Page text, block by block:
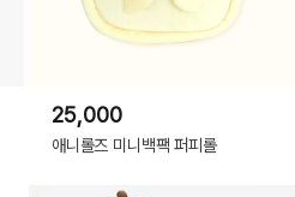
25,000
애니롤즈 미니백팩 퍼피롤